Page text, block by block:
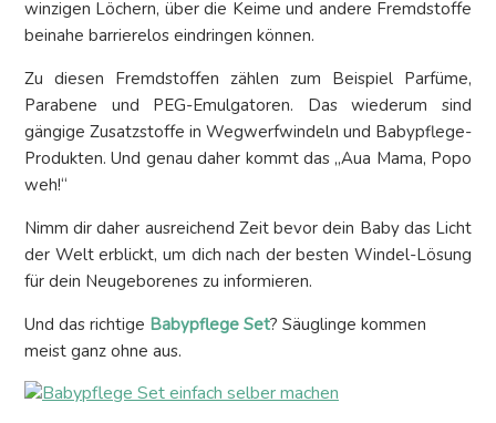
winzigen Löchern, über die Keime und andere Fremdstoffe
beinahe barrierelos eindringen können.
Zu diesen Fremdstoffen zählen zum Beispiel Parfüme,
Parabene und PEG-Emulgatoren. Das wiederum sind
gängige Zusatzstoffe in Wegwerfwindeln und Babypflege-
Produkten. Und genau daher kommt das „Aua Mama, Popo
weh!“
Nimm dir daher ausreichend Zeit bevor dein Baby das Licht
der Welt erblickt, um dich nach der besten Windel-Lösung
für dein Neugeborenes zu informieren.
Und das richtige Babypflege Set? Säuglinge kommen
meist ganz ohne aus.